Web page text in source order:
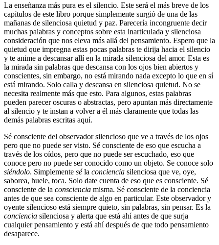
La enseñanza más pura es el silencio. Este será el más breve de los
capítulos de este libro porque simplemente surgió de una de las
mañanas de silenciosa quietud y paz. Parecería incongruente decir
muchas palabras y conceptos sobre esta inarticulada y silenciosa
consideración que nos eleva más allá del pensamiento. Espero que la
quietud que impregna estas pocas palabras te dirija hacia el silencio
y te anime a descansar allí en la mirada silenciosa del amor. Esta es
la mirada sin palabras que descansa con los ojos bien abiertos y
conscientes, sin embargo, no está mirando nada excepto lo que en sí
está mirando. Solo calla y descansa en silenciosa quietud. No se
necesita realmente más que esto. Para algunos, estas palabras
pueden parecer oscuras o abstractas, pero apuntan más directamente
al silencio y te instan a volver a él más claramente que todas las
demás palabras escritas aquí.
Sé consciente del observador silencioso que ve a través de los ojos
pero que no puede ser visto. Sé consciente de eso que escucha a
través de los oídos, pero que no puede ser escuchado, eso que
conoce pero no puede ser conocido como un objeto. Se conoce solo
siéndolo. Simplemente séla conciencia silenciosa que ve, oye,
saborea, huele, toca. Solo date cuenta de eso que es consciente. Sé
consciente de la consciencia misma. Sé consciente de la conciencia
antes de que sea consciente de algo en particular. Este observador y
oyente silencioso está siempre quieto, sin palabras, sin pensar. Es la
conciencia silenciosa y alerta que está ahí antes de que surja
cualquier pensamiento y está ahí después de que todo pensamiento
desaparece.